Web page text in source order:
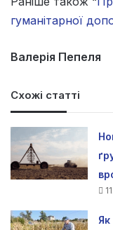
гуманітарної
Валерія Пепеля
Схожі статті